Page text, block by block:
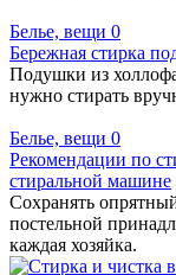
Белье, вещи 0
Бережная стирка
Подушки из
нужно стирать
Белье, вещи 0
Рекомендации по
стиральной машине
Сохранять
постельной
каждая хозяйка.